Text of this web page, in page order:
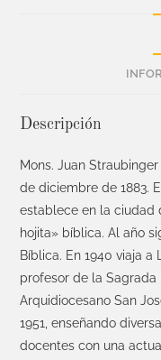
Descripción
Mons. Juan
de diciembre de 1883.
establece en la ciudad
hojita» bíblica. Al año
Bíblica. En 1940 viaja
profesor de la Sagrada
Arquidiocesano San
1951, enseñando
docentes con una